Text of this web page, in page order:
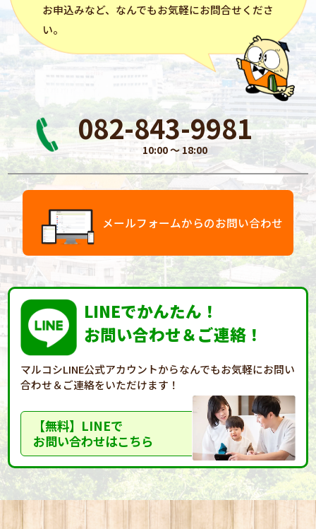
お申込みなど、なんでもお気軽にお問合せくださ
い。
082-843-9981
10:00 〜 18:00
メールフォームからのお問い合わせ
LINEでかんたん！
お問い合わせ＆ご連絡！
マルコシLINE公式アカウントからなんでもお気軽にお問い
合わせ＆ご連絡をいただけます！
【無料】LINEで
お問い合わせはこちら